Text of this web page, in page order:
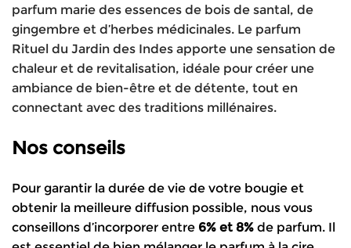
parfum marie des essences de bois de santal, de
gingembre et d’herbes médicinales. Le parfum
Rituel du Jardin des Indes apporte une sensation de
chaleur et de revitalisation, idéale pour créer une
ambiance de bien-être et de détente, tout en
connectant avec des traditions millénaires.
Nos conseils
Pour garantir la durée de vie de votre bougie et
obtenir la meilleure diffusion possible, nous vous
conseillons d’incorporer entre 6% et 8% de parfum. Il